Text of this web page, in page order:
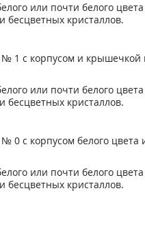
или почти белого
бесцветных кристаллов.
1 с корпусом и крышечкой
или почти белого
бесцветных кристаллов.
0 с корпусом белого
или почти белого
бесцветных кристаллов.